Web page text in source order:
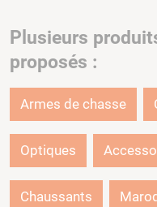
Plusieurs
proposés :
Armes de chasse
Optiques
Chaussants